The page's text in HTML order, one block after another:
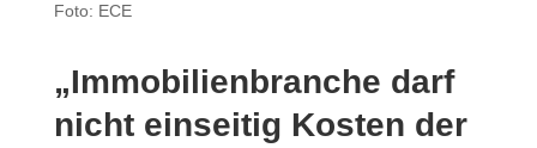
Foto: ECE
„Immo­bi­li­en­branche darf
nicht einseitig Kosten der